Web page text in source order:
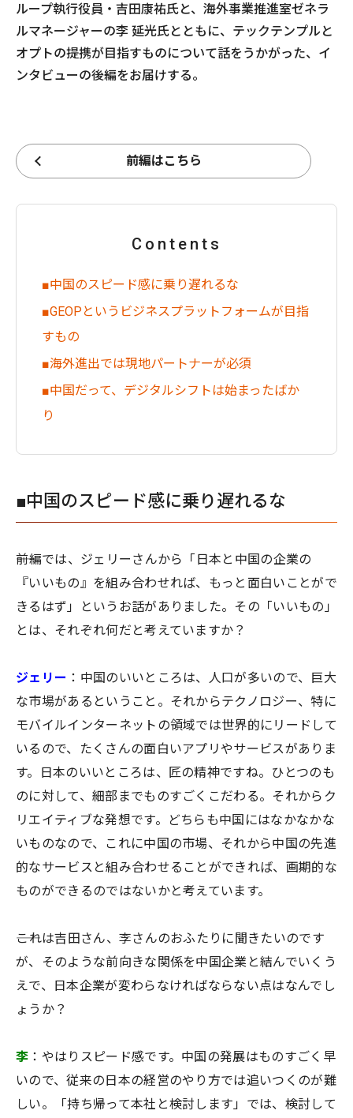
ループ執行役員・吉田康祐氏と、海外事業推進室ゼネラ
ルマネージャーの李 延光氏とともに、テックテンプルと
オプトの提携が目指すものについて話をうかがった、イ
ンタビューの後編をお届けする。
前編はこちら
Contents
■中国のスピード感に乗り遅れるな
■GEOPというビジネスプラットフォームが目指
すもの
■海外進出では現地パートナーが必須
■中国だって、デジタルシフトは始まったばか
り
■中国のスピード感に乗り遅れるな
――前編では、ジェリーさんから「日本と中国の企業の
『いいもの』を組み合わせれば、もっと面白いことがで
きるはず」というお話がありました。その「いいもの」
とは、それぞれ何だと考えていますか？
ジェリー ：中国のいいところは、人口が多いので、巨大
な市場があるということ。それからテクノロジー、特に
モバイルインターネットの領域では世界的にリードして
いるので、たくさんの面白いアプリやサービスがありま
す。日本のいいところは、匠の精神ですね。ひとつのも
のに対して、細部までものすごくこだわる。それからク
リエイティブな発想です。どちらも中国にはなかなかな
いものなので、これに中国の市場、それから中国の先進
的なサービスと組み合わせることができれば、画期的な
ものができるのではないかと考えています。
――これは吉田さん、李さんのおふたりに聞きたいのです
が、そのような前向きな関係を中国企業と結んでいくう
えで、日本企業が変わらなければならない点はなんでし
ょうか？
李 ：やはりスピード感です。中国の発展はものすごく早
いので、従来の日本の経営のやり方では追いつくのが難
しい。「持ち帰って本社と検討します」では、検討して